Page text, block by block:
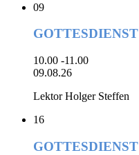
09
GOTTESDIENST
10.00 -11.00
09.08.26
Lektor Holger Steffen
16
GOTTESDIENST